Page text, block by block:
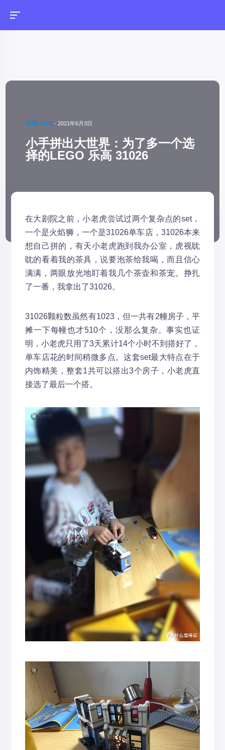
乐高LEGO -2021年6月3日
小手拼出大世界：为了多一个选
择的LEGO 乐高 31026
在大剧院之前，小老虎尝试过两个复杂点的set，
一个是火焰狮，一个是31026单车店，31026本来
想自己拼的，有天小老虎跑到我办公室，虎视眈
眈的看着我的茶具，说要泡茶给我喝，而且信心
满满，两眼放光地盯着我几个茶壶和茶宠。挣扎
了一番，我拿出了31026。
31026颗粒数虽然有1023，但一共有2幢房子，平
摊一下每幢也才510个，没那么复杂。事实也证
明，小老虎只用了3天累计14个小时不到搭好了，
单车店花的时间稍微多点。这套set最大特点在于
内饰精美，整套1共可以搭出3个房子，小老虎直
接选了最后一个搭。